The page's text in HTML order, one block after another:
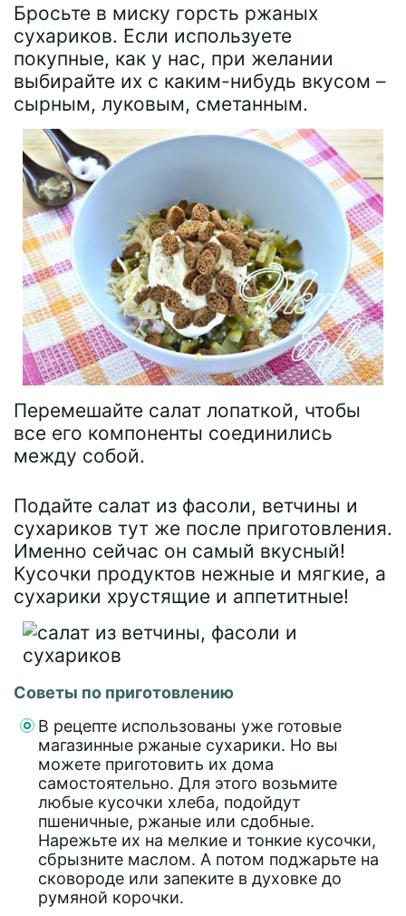
Бросьте в миску горсть ржаных
сухариков. Если используете
покупные, как у нас, при желании
выбирайте их с каким-нибудь вкусом –
сырным, луковым, сметанным.
Перемешайте салат лопаткой, чтобы
все его компоненты соединились
между собой.
Подайте салат из фасоли, ветчины и
сухариков тут же после приготовления.
Именно сейчас он самый вкусный!
Кусочки продуктов нежные и мягкие, а
сухарики хрустящие и аппетитные!
Советы по приготовлению
В рецепте использованы уже готовые
магазинные ржаные сухарики. Но вы
можете приготовить их дома
самостоятельно. Для этого возьмите
любые кусочки хлеба, подойдут
пшеничные, ржаные или сдобные.
Нарежьте их на мелкие и тонкие кусочки,
сбрызните маслом. А потом поджарьте на
сковороде или запеките в духовке до
румяной корочки.